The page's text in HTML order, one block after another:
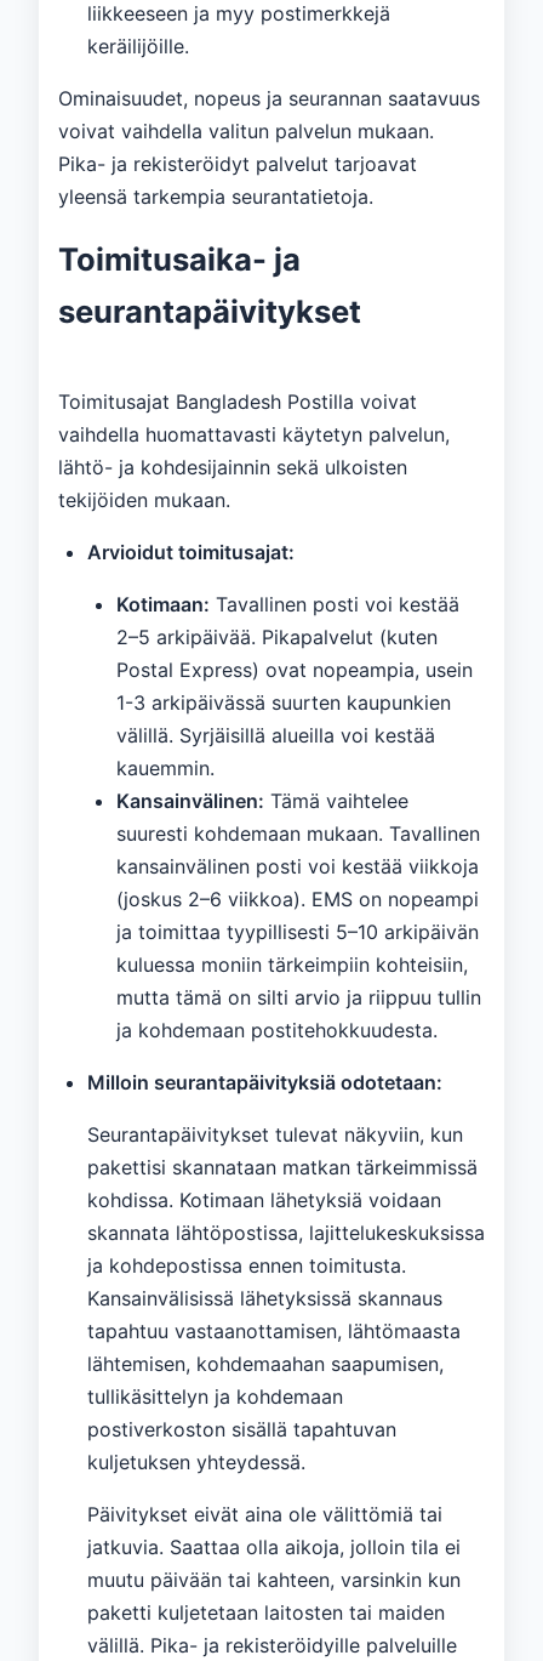
liikkeeseen ja myy postimerkkejä
keräilijöille.
Ominaisuudet, nopeus ja seurannan saatavuus
voivat vaihdella valitun palvelun mukaan.
Pika- ja rekisteröidyt palvelut tarjoavat
yleensä tarkempia seurantatietoja.
Toimitusaika- ja
seurantapäivitykset
Toimitusajat Bangladesh Postilla voivat
vaihdella huomattavasti käytetyn palvelun,
lähtö- ja kohdesijainnin sekä ulkoisten
tekijöiden mukaan.
Arvioidut toimitusajat:
Kotimaan: Tavallinen posti voi kestää
2–5 arkipäivää. Pikapalvelut (kuten
Postal Express) ovat nopeampia, usein
1-3 arkipäivässä suurten kaupunkien
välillä. Syrjäisillä alueilla voi kestää
kauemmin.
Kansainvälinen: Tämä vaihtelee
suuresti kohdemaan mukaan. Tavallinen
kansainvälinen posti voi kestää viikkoja
(joskus 2–6 viikkoa). EMS on nopeampi
ja toimittaa tyypillisesti 5–10 arkipäivän
kuluessa moniin tärkeimpiin kohteisiin,
mutta tämä on silti arvio ja riippuu tullin
ja kohdemaan postitehokkuudesta.
Milloin seurantapäivityksiä odotetaan:
Seurantapäivitykset tulevat näkyviin, kun
pakettisi skannataan matkan tärkeimmissä
kohdissa. Kotimaan lähetyksiä voidaan
skannata lähtöpostissa, lajittelukeskuksissa
ja kohdepostissa ennen toimitusta.
Kansainvälisissä lähetyksissä skannaus
tapahtuu vastaanottamisen, lähtömaasta
lähtemisen, kohdemaahan saapumisen,
tullikäsittelyn ja kohdemaan
postiverkoston sisällä tapahtuvan
kuljetuksen yhteydessä.
Päivitykset eivät aina ole välittömiä tai
jatkuvia. Saattaa olla aikoja, jolloin tila ei
muutu päivään tai kahteen, varsinkin kun
paketti kuljetetaan laitosten tai maiden
välillä. Pika- ja rekisteröidyille palveluille